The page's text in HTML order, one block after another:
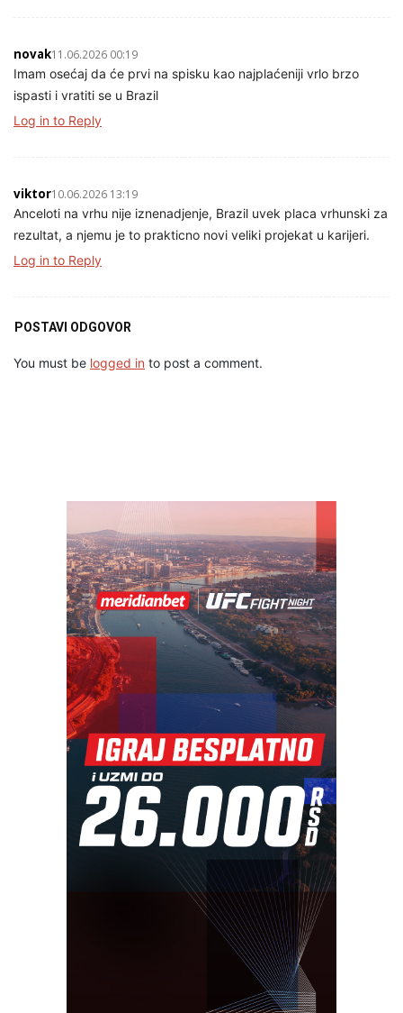
novak11.06.2026 00:19
Imam osećaj da će prvi na spisku kao najplaćeniji vrlo brzo
ispasti i vratiti se u Brazil
Log in to Reply
viktor10.06.2026 13:19
Anceloti na vrhu nije iznenadjenje, Brazil uvek placa vrhunski za
rezultat, a njemu je to prakticno novi veliki projekat u karijeri.
Log in to Reply
POSTAVI ODGOVOR
You must be logged in to post a comment.